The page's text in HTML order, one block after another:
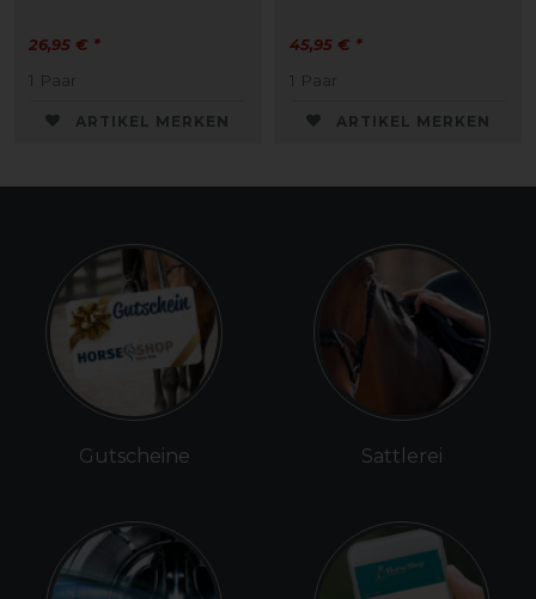
26,95 € *
1 Paar
ARTIKEL MERKEN
45,95 € *
1 Paar
ARTIKEL MERKEN
Gutscheine Sattlerei